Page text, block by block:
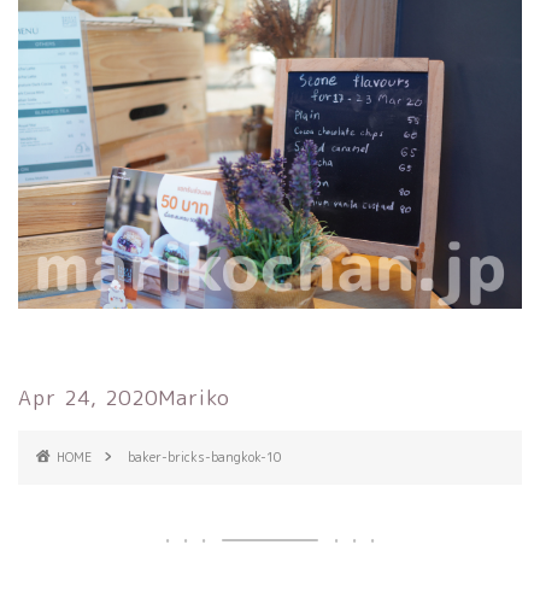
Apr 24, 2020Mariko
HOME baker-bricks-bangkok-10